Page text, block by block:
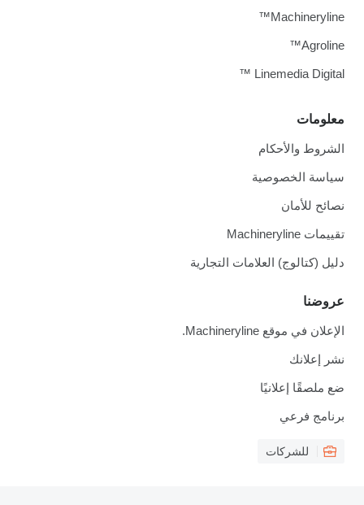
معلومات
الشروط والأحكام
سياسة الخصوصية
نصائح للأمان
تقييمات Machineryline
دليل (كتالوج) العلامات التجارية
عروضنا
الإعلان في موقع Machineryline.
نشر إعلانك
ضع ملصقًا إعلانيًا
برنامج فرعي
للشركات
Machineryline™
Agroline™
Linemedia Digital ™